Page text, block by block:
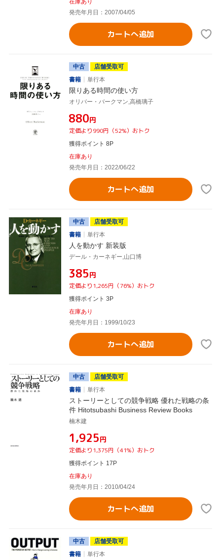
発売年月日：2007/04/05
カートへ追加
中古
店舗受取可
書籍
単行本
限りある時間の使い方
オリバー・バークマン,高橋璃子
¥880円
定価より990円（52%）おトク
獲得ポイント 8P
在庫あり
発売年月日：2022/06/22
カートへ追加
中古
店舗受取可
書籍
単行本
人を動かす 新装版
デール・カーネギー,山口博
¥385円
定価より1,265円（76%）おトク
獲得ポイント 3P
在庫あり
発売年月日：1999/10/23
カートへ追加
中古
店舗受取可
書籍
単行本
ストーリーとしての競争戦略 優れた戦略の条
件 Hitotsubashi Business Review Books
楠木建
¥1,925円
定価より1,375円（41%）おトク
獲得ポイント 17P
在庫あり
発売年月日：2010/04/24
カートへ追加
中古
店舗受取可
書籍
単行本